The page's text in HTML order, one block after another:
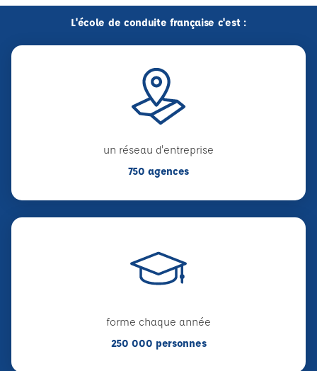
L'école de conduite française c'est :
un réseau d'entreprise
750 agences
forme chaque année
250 000 personnes